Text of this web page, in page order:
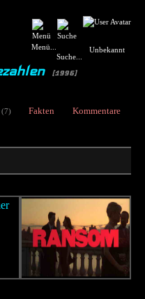
Menü...
Suche...
Unbekannt
[1996]
(7) Fakten Kommentare